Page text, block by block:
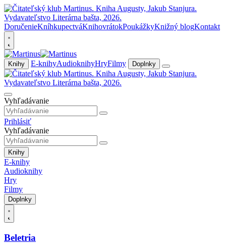
DoručenieKníhkupectváKnihovrátokPoukážkyKnižný blogKontakt
Knihy E-knihyAudioknihyHryFilmy Doplnky
Vyhľadávanie
Prihlásiť
Vyhľadávanie
Knihy
E-knihy
Audioknihy
Hry
Filmy
Doplnky
Beletria